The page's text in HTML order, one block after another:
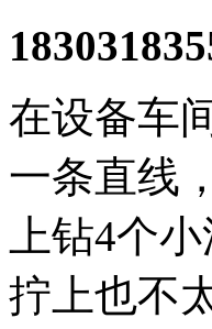
在设备车
一条直线
上钻4个
拧上也不